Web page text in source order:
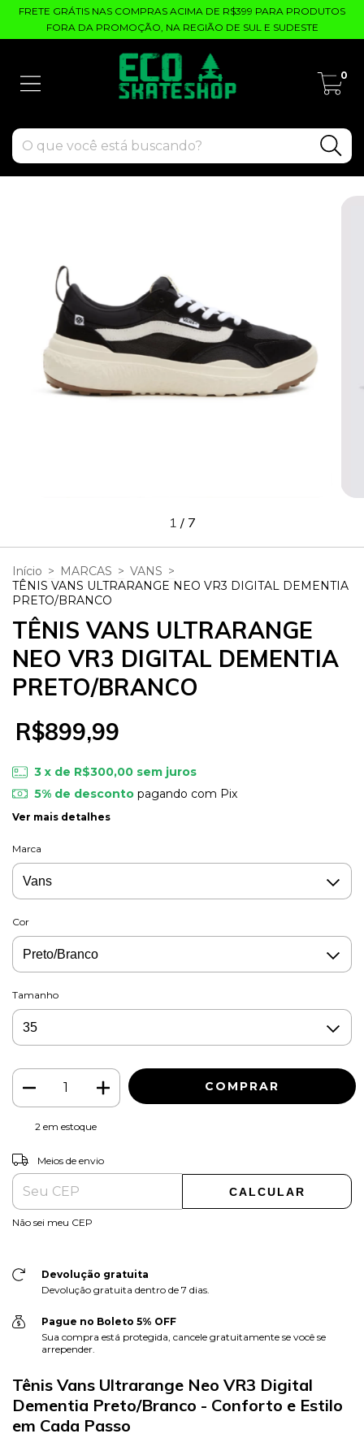
FRETE GRÁTIS NAS COMPRAS ACIMA DE R$399 PARA PRODUTOS
FORA DA PROMOÇÃO, NA REGIÃO DE SUL E SUDESTE
0
1 / 7
Início > MARCAS > VANS >
TÊNIS VANS ULTRARANGE NEO VR3 DIGITAL DEMENTIA
PRETO/BRANCO
TÊNIS VANS ULTRARANGE
NEO VR3 DIGITAL DEMENTIA
PRETO/BRANCO
R$899,99
3 x de R$300,00 sem juros
5% de descontopagando com Pix
Ver mais detalhes
Marca
Cor
Tamanho
2 em estoque
Entregas para o CEP:
Meios de envio
CALCULAR
Não sei meu CEP
Devolução gratuita
Devolução gratuita dentro de 7 dias.
Pague no Boleto 5% OFF
Sua compra está protegida, cancele gratuitamente se você se
arrepender.
Tênis Vans Ultrarange Neo VR3 Digital
Dementia Preto/Branco - Conforto e Estilo
em Cada Passo